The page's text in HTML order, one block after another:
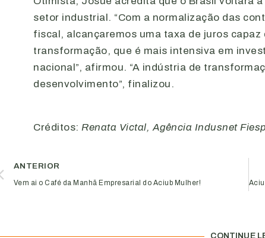
setor industrial. “Com a normalização das
fiscal, alcançaremos uma taxa de juros
transformação, que é mais intensiva em
nacional”, afirmou. “A indústria de
desenvolvimento”, finalizou.
Créditos: Renata Victal, Agência Indusnet Fiesp
ANTERIOR
Vem ai o Café da Manhã Empresarial do Aciub Mulher!
CONTINUE